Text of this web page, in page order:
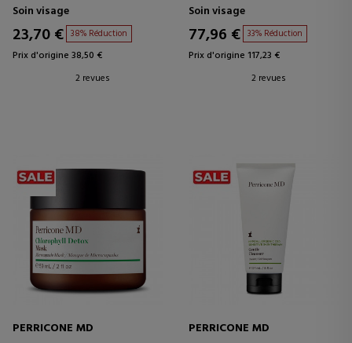
MOUSSE NETTOYANTE POUR
LE VISAGE
Soin visage
23,70 € 38% Réduction
Prix d'origine 38,50 €
2 revues
MOUSSE NETTOYANTE POUR
LE VISAGE
Soin visage
77,96 € 33% Réduction
Prix d'origine 117,23 €
2 revues
PERRICONE MD
PERRICONE MD